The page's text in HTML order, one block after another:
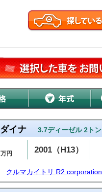
ダイナ 3.7ディーゼル 2ト
万円 2001（H13）
クルマカイトリ R2 corporation